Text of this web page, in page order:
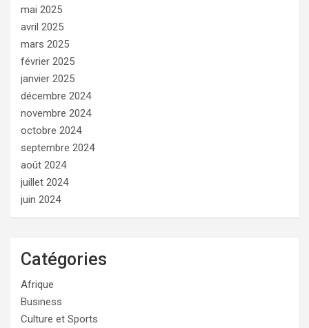
mai 2025
avril 2025
mars 2025
février 2025
janvier 2025
décembre 2024
novembre 2024
octobre 2024
septembre 2024
août 2024
juillet 2024
juin 2024
Catégories
Afrique
Business
Culture et Sports